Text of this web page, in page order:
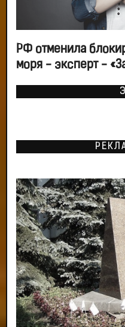
РФ отменила
моря - эксперт -